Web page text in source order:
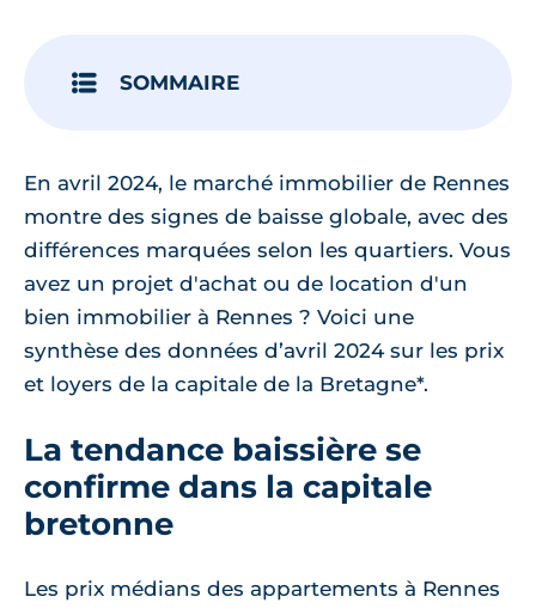
SOMMAIRE
En avril 2024, le marché immobilier de Rennes
montre des signes de baisse globale, avec des
différences marquées selon les quartiers. Vous
avez un projet d'achat ou de location d'un
bien immobilier à Rennes ? Voici une
synthèse des données d’avril 2024 sur les prix
et loyers de la capitale de la Bretagne*.
La tendance baissière se
confirme dans la capitale
bretonne
Les prix médians des appartements à Rennes